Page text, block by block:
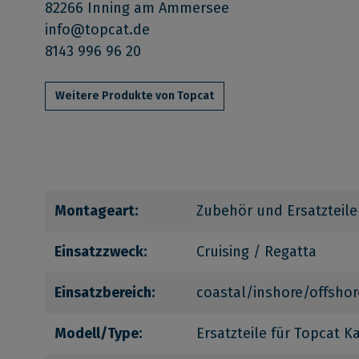
82266 Inning am Ammersee
info@topcat.de
8143 996 96 20
Weitere Produkte von Topcat
Montageart: Zubehör und Ersatzteile
Einsatzzweck: Cruising / Regatta
Einsatzbereich: coastal/inshore/
Modell/Type: Ersatzteile für Topcat